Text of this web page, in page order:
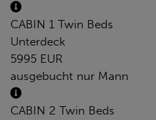
CABIN 1 Twin Beds
Unterdeck
5995 EUR
ausgebucht nur Mann
CABIN 2 Twin Beds